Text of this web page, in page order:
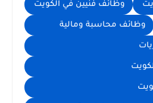
وظائف فنيين في الكويت
وظائف محاسبة ومالية